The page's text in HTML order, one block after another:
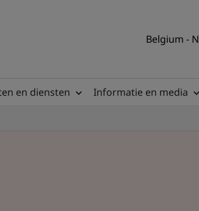
Belgium -
en diensten Informatie en media